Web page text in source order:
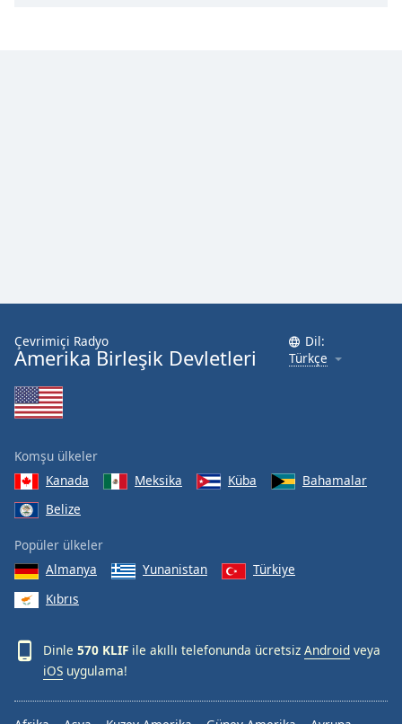
Çevrimiçi Radyo
Amerika Birleşik Devletleri
Dil:
Türkçe
Komşu ülkeler
Kanada
Meksika Küba
Bahamalar
Belize
Popüler ülkeler
Almanya
Yunanistan
Türkiye
Kıbrıs
Dinle 570 KLIF ile akıllı telefonunda ücretsiz Android veya
iOS uygulama!